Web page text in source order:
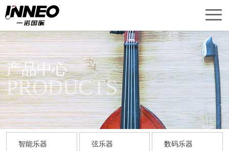
首
页
产
品
中
心
关
于
我
们
新
闻
中
销
售
技
产品中心
PRODUCTS
智能乐器 弦乐器 数码乐器